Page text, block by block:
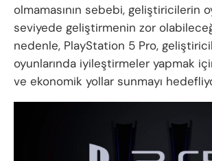
olmamasının sebebi, geliştiricilerin
seviyede geliştirmenin zor
nedenle, PlayStation 5 Pro,
oyunlarında iyileştirmeler yapmak
ve ekonomik yollar sunmayı